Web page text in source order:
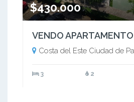
$430.000
Costa del Este Ciudad de
3 2